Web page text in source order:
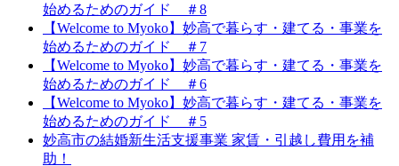
始めるためのガイド ＃8
【Welcome to Myoko】妙高で暮らす・建てる・事業を
始めるためのガイド ＃7
【Welcome to Myoko】妙高で暮らす・建てる・事業を
始めるためのガイド ＃6
【Welcome to Myoko】妙高で暮らす・建てる・事業を
始めるためのガイド ＃5
妙高市の結婚新生活支援事業 家賃・引越し費用を補
助！